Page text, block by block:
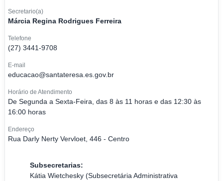
Secretario(a)
Márcia Regina Rodrigues Ferreira
Telefone
(27) 3441-9708
E-mail
educacao@santateresa.es.gov.br
Horário de Atendimento
De Segunda a Sexta-Feira, das 8 às 11 horas e das 12:30 às
16:00 horas
Endereço
Rua Darly Nerty Vervloet, 446 - Centro
Subsecretarias:
Kátia Wietchesky (Subsecretária Administrativa